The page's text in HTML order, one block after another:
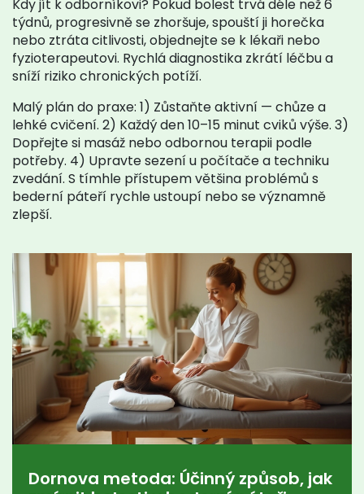
Kdy jít k odborníkovi? Pokud bolest trvá déle než 6
týdnů, progresivně se zhoršuje, spouští ji horečka
nebo ztráta citlivosti, objednejte se k lékaři nebo
fyzioterapeutovi. Rychlá diagnostika zkrátí léčbu a
sníží riziko chronických potíží.
Malý plán do praxe: 1) Zůstaňte aktivní — chůze a
lehké cvičení. 2) Každý den 10–15 minut cviků výše. 3)
Dopřejte si masáž nebo odbornou terapii podle
potřeby. 4) Upravte sezení u počítače a techniku
zvedání. S tímhle přístupem většina problémů s
bederní páteří rychle ustoupí nebo se významně
zlepší.
Dornova metoda: Účinný způsob, jak